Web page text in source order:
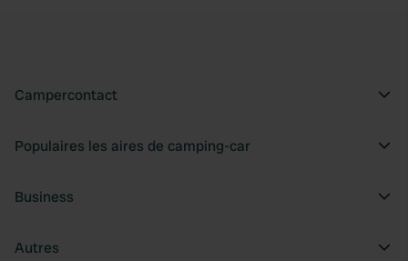
Campercontact
Populaires les aires de camping-car
Business
Autres